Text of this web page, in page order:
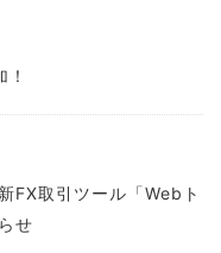
FX取引ツール「Webト
せ